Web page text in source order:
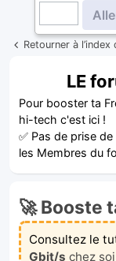
Retourner à
LE
Pour booster ta
hi-tech c'est ici !
✅ Pas de prise
les Membres du
🚀 Booste
Consultez le
Gbit/s chez